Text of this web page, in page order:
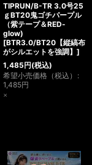
TIPRUN/B-TR 3.0号25
ｇBT20鬼ゴチパープル
（紫テープ＆RED-
glow)
[BTR3.0/BT20【縦縞布
がシルエットを強調】 ]
1,485円(税込)
希望小売価格（税込） :
1,485円
×